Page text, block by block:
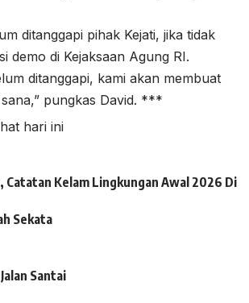
ditanggapi pihak Kejati, jika tidak
demo di Kejaksaan Agung RI.
ditanggapi, kami akan membuat
pungkas David. ***
hari ini
Catatan Kelam Lingkungan Awal 2026 Di
Sekata
Santai